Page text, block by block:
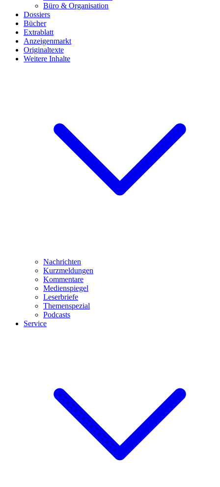
Büro & Organisation
Dossiers
Bücher
Extrablatt
Anzeigenmarkt
Originaltexte
Weitere Inhalte
Nachrichten
Kurzmeldungen
Kommentare
Medienspiegel
Leserbriefe
Themenspezial
Podcasts
Service